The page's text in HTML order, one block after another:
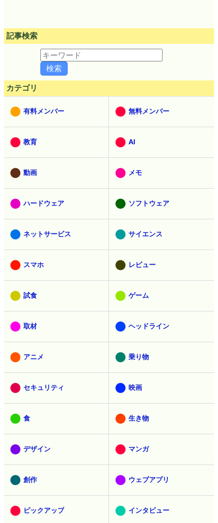
記事検索
カテゴリ
有料メンバー 無料メンバー
教育 AI
動画 メモ
ハードウェア ソフトウェア
ネットサービス サイエンス
スマホ レビュー
試食 ゲーム
取材 ヘッドライン
アニメ 乗り物
セキュリティ 映画
食 生き物
デザイン マンガ
創作 ウェブアプリ
ピックアップ インタビュー